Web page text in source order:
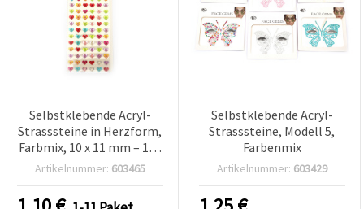
Selbstklebende Acryl-
Strasssteine in Herzform,
Farbmix, 10 x 11 mm – 108
Stück
Artikelnummer: 603465
Selbstklebende Acryl-
Strasssteine, Modell 5,
Farbenmix
Artikelnummer: 603429